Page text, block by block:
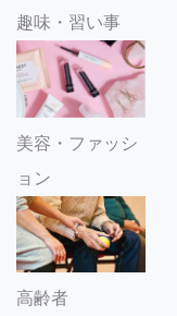
趣味・習い事
美容・ファッシ
ョン
高齢者